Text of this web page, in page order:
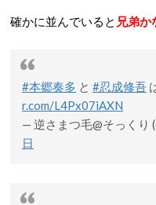
確かに並んでいると 兄弟か
#本郷奏多 と #忍成修吾
r.com/L4Px07iAXN
— 逆さまつ毛@そっくり
日